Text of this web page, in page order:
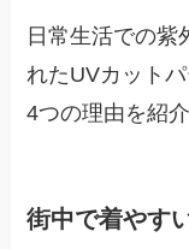
日常生活での紫
れたUVカット
4つの理由を紹介
街中で着やす